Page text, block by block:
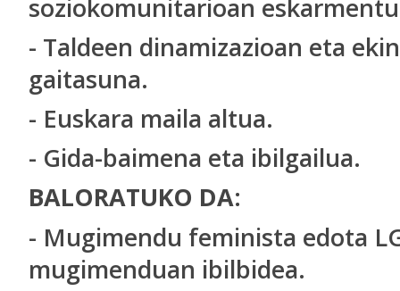
soziokomunitarioan
- Taldeen dinamizazioan eta
gaitasuna.
- Euskara maila altua.
- Gida-baimena eta ibilgailua.
BALORATUKO DA:
- Mugimendu feminista edota
mugimenduan ibilbidea.